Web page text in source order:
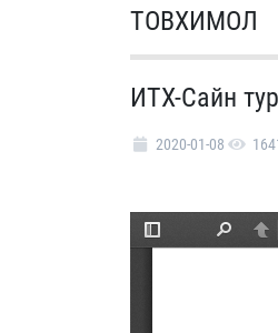
ТОВХИМОЛ
ИТХ-Сайн
2020-01-08